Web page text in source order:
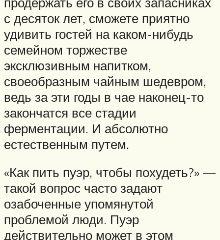
с десяток лет, сможете приятно
удивить гостей на каком-нибудь
семейном торжестве
эксклюзивным напитком,
своеобразным чайным шедевром,
ведь за эти годы в чае наконец-то
закончатся все стадии
ферментации. И абсолютно
естественным путем.
«Как пить пуэр, чтобы похудеть?» —
такой вопрос часто задают
озабоченные упомянутой
проблемой люди. Пуэр
действительно может в этом